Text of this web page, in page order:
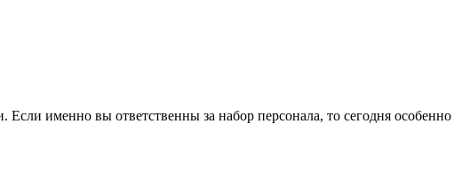
именно вы ответственны за набор персонала, то сегодня особенно